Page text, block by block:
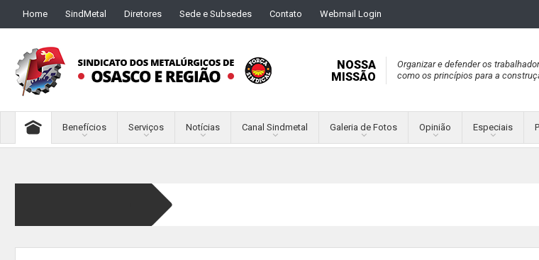
Home SindMetal Diretores Sede e Subsedes Contato Webmail Login
NOSSA
MISSÃO
Organizar e defender os
como os princípios para a
Benefícios Serviços Notícias Canal Sindmetal Galeria de Fotos Opinião Especiais